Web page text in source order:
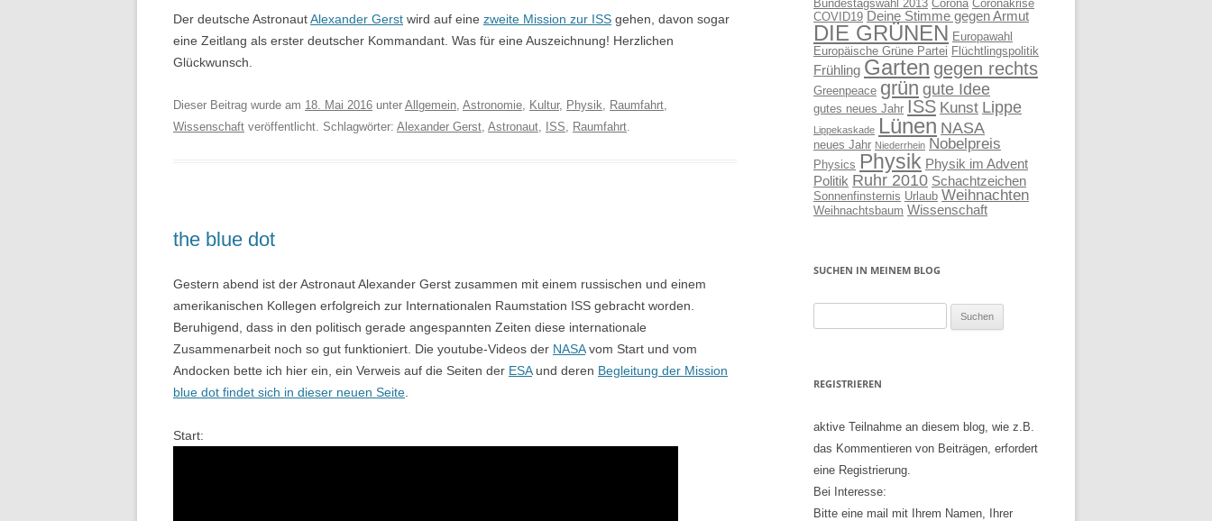
Der deutsche AstronautAlexander Gerst wird auf eine zweite Mission zur ISS gehen, davon sogar
eine Zeitlang als erster deutscher Kommandant. Was für eine Auszeichnung! Herzlichen
Glückwunsch.
Dieser Beitrag wurde am 18. Mai 2016 unter Allgemein, Astronomie, Kultur, Physik, Raumfahrt,
Wissenschaft veröffentlicht. Schlagwörter: Alexander Gerst, Astronaut, ISS, Raumfahrt.
the blue dot
Gestern abend ist der Astronaut Alexander Gerst zusammen mit einem russischen und einem
amerikanischen Kollegen erfolgreich zur Internationalen Raumstation ISS gebracht worden.
Beruhigend, dass in den politisch gerade angespannten Zeiten diese internationale
Zusammenarbeit noch so gut funktioniert. Die youtube-Videos der NASAvom Start und vom
Andocken bette ich hier ein, ein Verweis auf die Seiten der ESAund deren Begleitung der Mission
blue dot findet sich in dieser neuen Seite
Start:
Bundestagswahl 2013 Corona Coronakrise
COVID19 Deine Stimme gegen Armut
DIE GRÜNEN Europawahl
Europäische Grüne Partei Flüchtlingspolitik
Frühling Garten gegen rechts
Greenpeace grün gute Idee
gutes neues Jahr ISS Kunst Lippe
Lippekaskade Lünen NASA
neues Jahr Niederrhein Nobelpreis
Physics Physik Physik im Advent
Politik Ruhr 2010 Schachtzeichen
Sonnenfinsternis Urlaub Weihnachten
Weihnachtsbaum Wissenschaft
SUCHEN IN MEINEM BLOG
REGISTRIEREN
aktive Teilnahme an diesem blog, wie z.B.
das Kommentieren von Beiträgen, erfordert
eine Registrierung.
Bei Interesse:
Bitte eine mail mit Ihrem Namen, Ihrer